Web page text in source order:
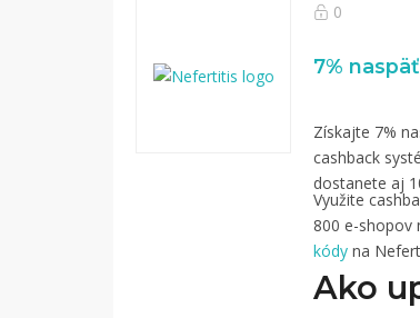
0
Získajte 7%
cashback
dostanete aj
Využite
800 e-shopov
kódy na
Ako